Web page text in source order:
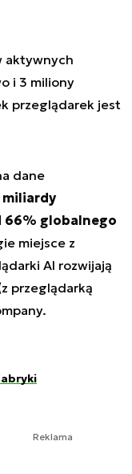
aktywnych
i 3 miliony
przeglądarek jest
dane
miliardy
66% globalnego
miejsce z
AI rozwijają
przeglądarką
Reklama